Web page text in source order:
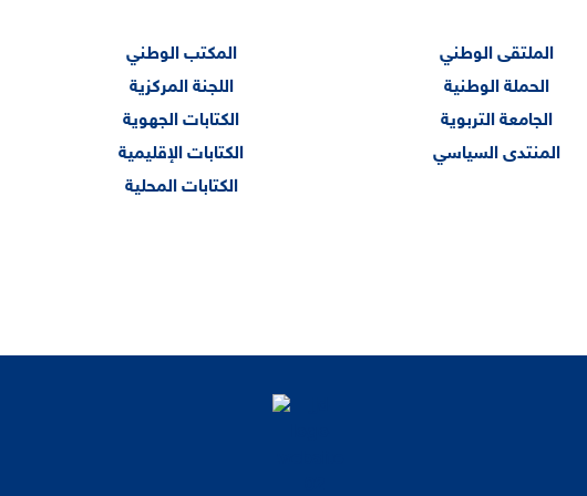
المكتب الوطني
اللجنة المركزية
الكتابات الجهوية
الكتابات الإقليمية
الكتابات المحلية
الملتقى الوطني
الحملة الوطنية
الجامعة التربوية
المنتدى السياسي